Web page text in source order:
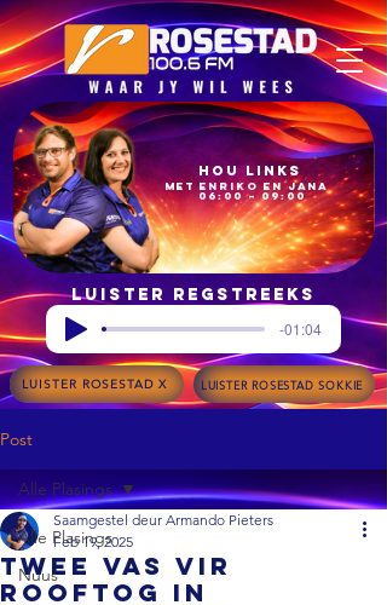
06:00 – 09:00
met Enriko en Jana
Hou Links
Luister regstreeks
-01:04
LUISTER ROSESTAD X LUISTER ROSESTAD SOKKIE
Post
Alle Plasings
Nuus
Alle Plasings
Twee vas vir
rooftog in
Saamgestel deur Armando Pieters
Feb 19, 2025